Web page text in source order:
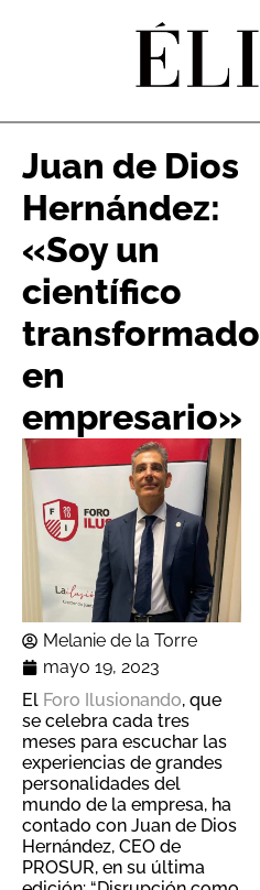
Juan de Dios
Hernández:
«Soy un
científico
transformado
en
empresario»
Melanie de la Torre
mayo 19, 2023
El Foro Ilusionando, que
se celebra cada tres
meses para escuchar las
experiencias de grandes
personalidades del
mundo de la empresa, ha
contado con Juan de Dios
Hernández, CEO de
PROSUR, en su última